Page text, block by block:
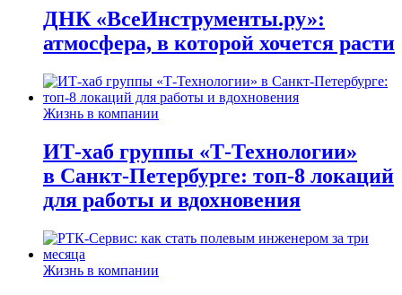
ДНК «ВсеИнструменты.ру»:
атмосфера, в которой хочется расти
Жизнь в компании
ИТ-хаб группы «Т-Технологии»
в Санкт-Петербурге: топ-8 локаций
для работы и вдохновения
Жизнь в компании